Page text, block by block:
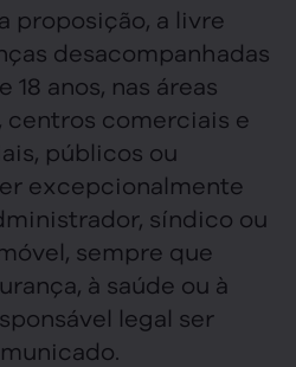
proposição, a livre
desacompanhadas
anos, nas áreas
centros comerciais e
públicos ou
excepcionalmente
síndico ou
sempre que
à saúde ou à
legal ser